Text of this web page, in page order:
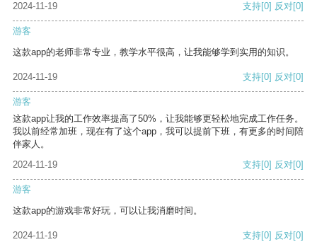
2024-11-19 支持[0] 反对[0]
游客
这款app的老师非常专业，教学水平很高，让我能够学到实用的知识。
2024-11-19 支持[0] 反对[0]
游客
这款app让我的工作效率提高了50%，让我能够更轻松地完成工作任务。
我以前经常加班，现在有了这个app，我可以提前下班，有更多的时间陪
伴家人。
2024-11-19
支持[0] 反对[0]
游客
这款app的游戏非常好玩，可以让我消磨时间。
2024-11-19 支持[0] 反对[0]